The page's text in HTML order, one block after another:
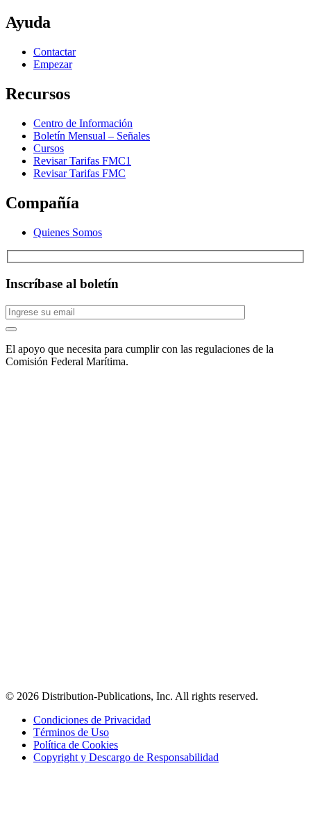
Ayuda
Contactar
Empezar
Recursos
Centro de Información
Boletín Mensual – Señales
Cursos
Revisar Tarifas FMC1
Revisar Tarifas FMC
Compañía
Quienes Somos
Inscríbase al boletín
El apoyo que necesita para cumplir con las regulaciones de la
Comisión Federal Marítima.
© 2026 Distribution-Publications, Inc. All rights reserved.
Condiciones de Privacidad
Términos de Uso
Política de Cookies
Copyright y Descargo de Responsabilidad